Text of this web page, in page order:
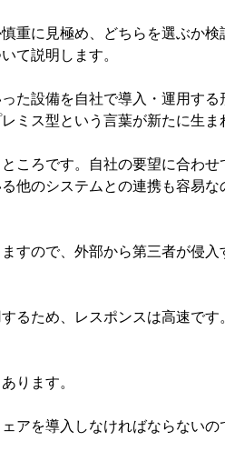
重に見極め、どちらを選ぶか
て説明します。
た設備を自社で導入・運用す
ス型という言葉が新たに生
ころです。自社の要望に合わ
他のシステムとの連携も容易
すので、外部から第三者が侵
るため、レスポンスは高速で
ります。
を導入しなければならないの